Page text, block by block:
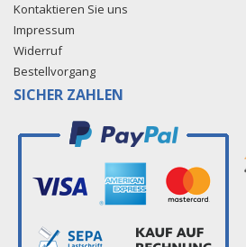
Kontaktieren Sie uns
Impressum
Widerruf
Bestellvorgang
SICHER ZAHLEN